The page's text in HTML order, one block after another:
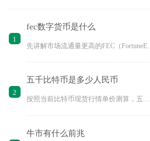
1
fec数字货币是什么
2
五千比特币是多少人民币
按照当前比特币现货行情单价测算，五千比特币纸面市值大约在21
牛市有什么前兆